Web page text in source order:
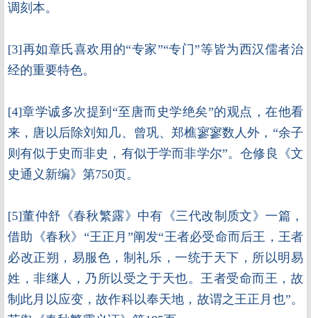
调刻本。
[3]再如章氏喜欢用的“专家”“专门”等皆为西汉儒者治
经的重要特色。
[4]章学诚多次提到“至唐而史学绝矣”的观点，在他看
来，唐以后除刘知几、曾巩、郑樵寥寥数人外，“余子
则有似于史而非史，有似于学而非学尔”。仓修良《文
史通义新编》第750页。
[5]董仲舒《春秋繁露》中有《三代改制质文》一篇，
借助《春秋》“王正月”阐发“王者必受命而后王，王者
必改正朔，易服色，制礼乐，一统于天下，所以明易
姓，非继人，乃所以受之于天也。王者受命而王，故
制此月以应变，故作科以奉天地，故谓之王正月也”。